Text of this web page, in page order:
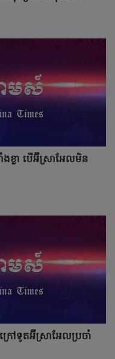
ខ្លា បើអ៊ីស្រាអែលមិន
រៅទូតអ៊ីស្រាអែលប្រចាំ